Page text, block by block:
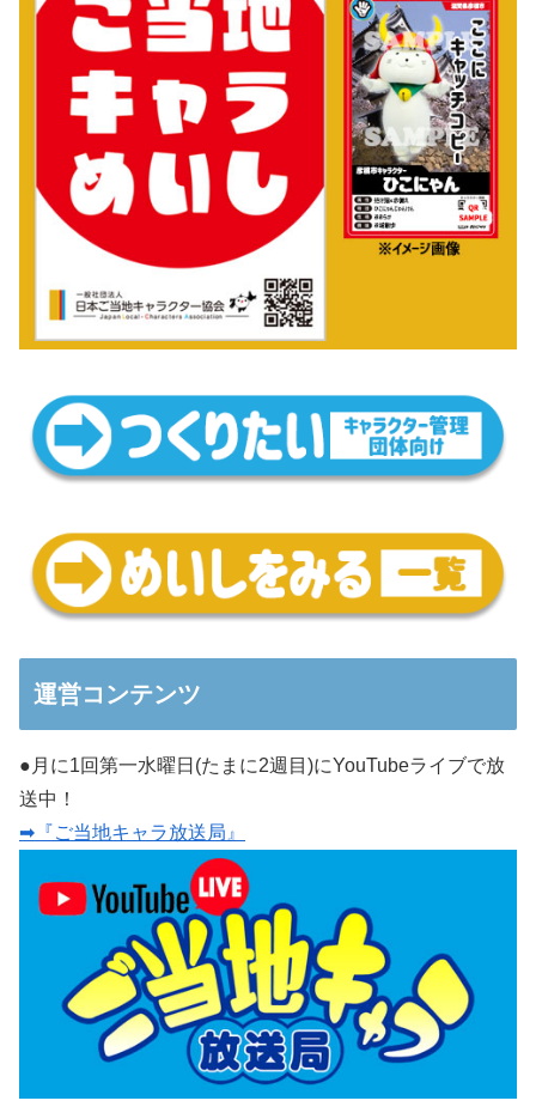
運営コンテンツ
●月に1回第一水曜日(たまに2週目)にYouTubeライブで放
送中！
➡『ご当地キャラ放送局』